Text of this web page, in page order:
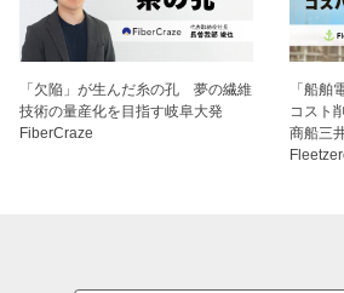
「欠陥」が生んだ糸の孔 夢の繊維
技術の量産化を目指す岐阜大発
FiberCraze
「船舶
コスト
商船三